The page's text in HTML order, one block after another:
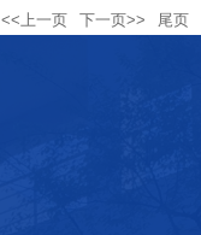
<<上一页 下一页>> 尾页